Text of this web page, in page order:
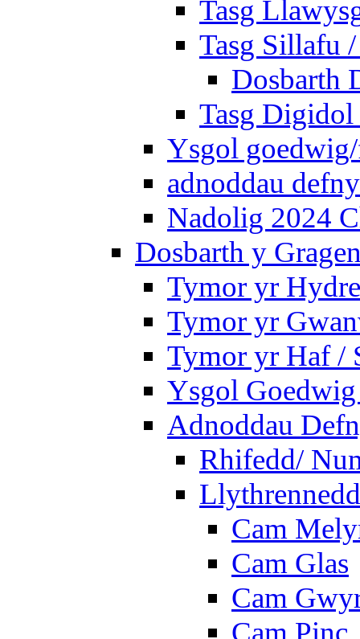
Tasg
Tasg Sillafu
Dosbarth
Tasg
Ysgol
adnoddau
Nadolig 2024
Dosbarth y
Tymor yr
Tymor yr
Tymor yr Haf /
Ysgol
Adnoddau
Rhifedd/
Cam
Cam Glas
Cam
Cam Pinc